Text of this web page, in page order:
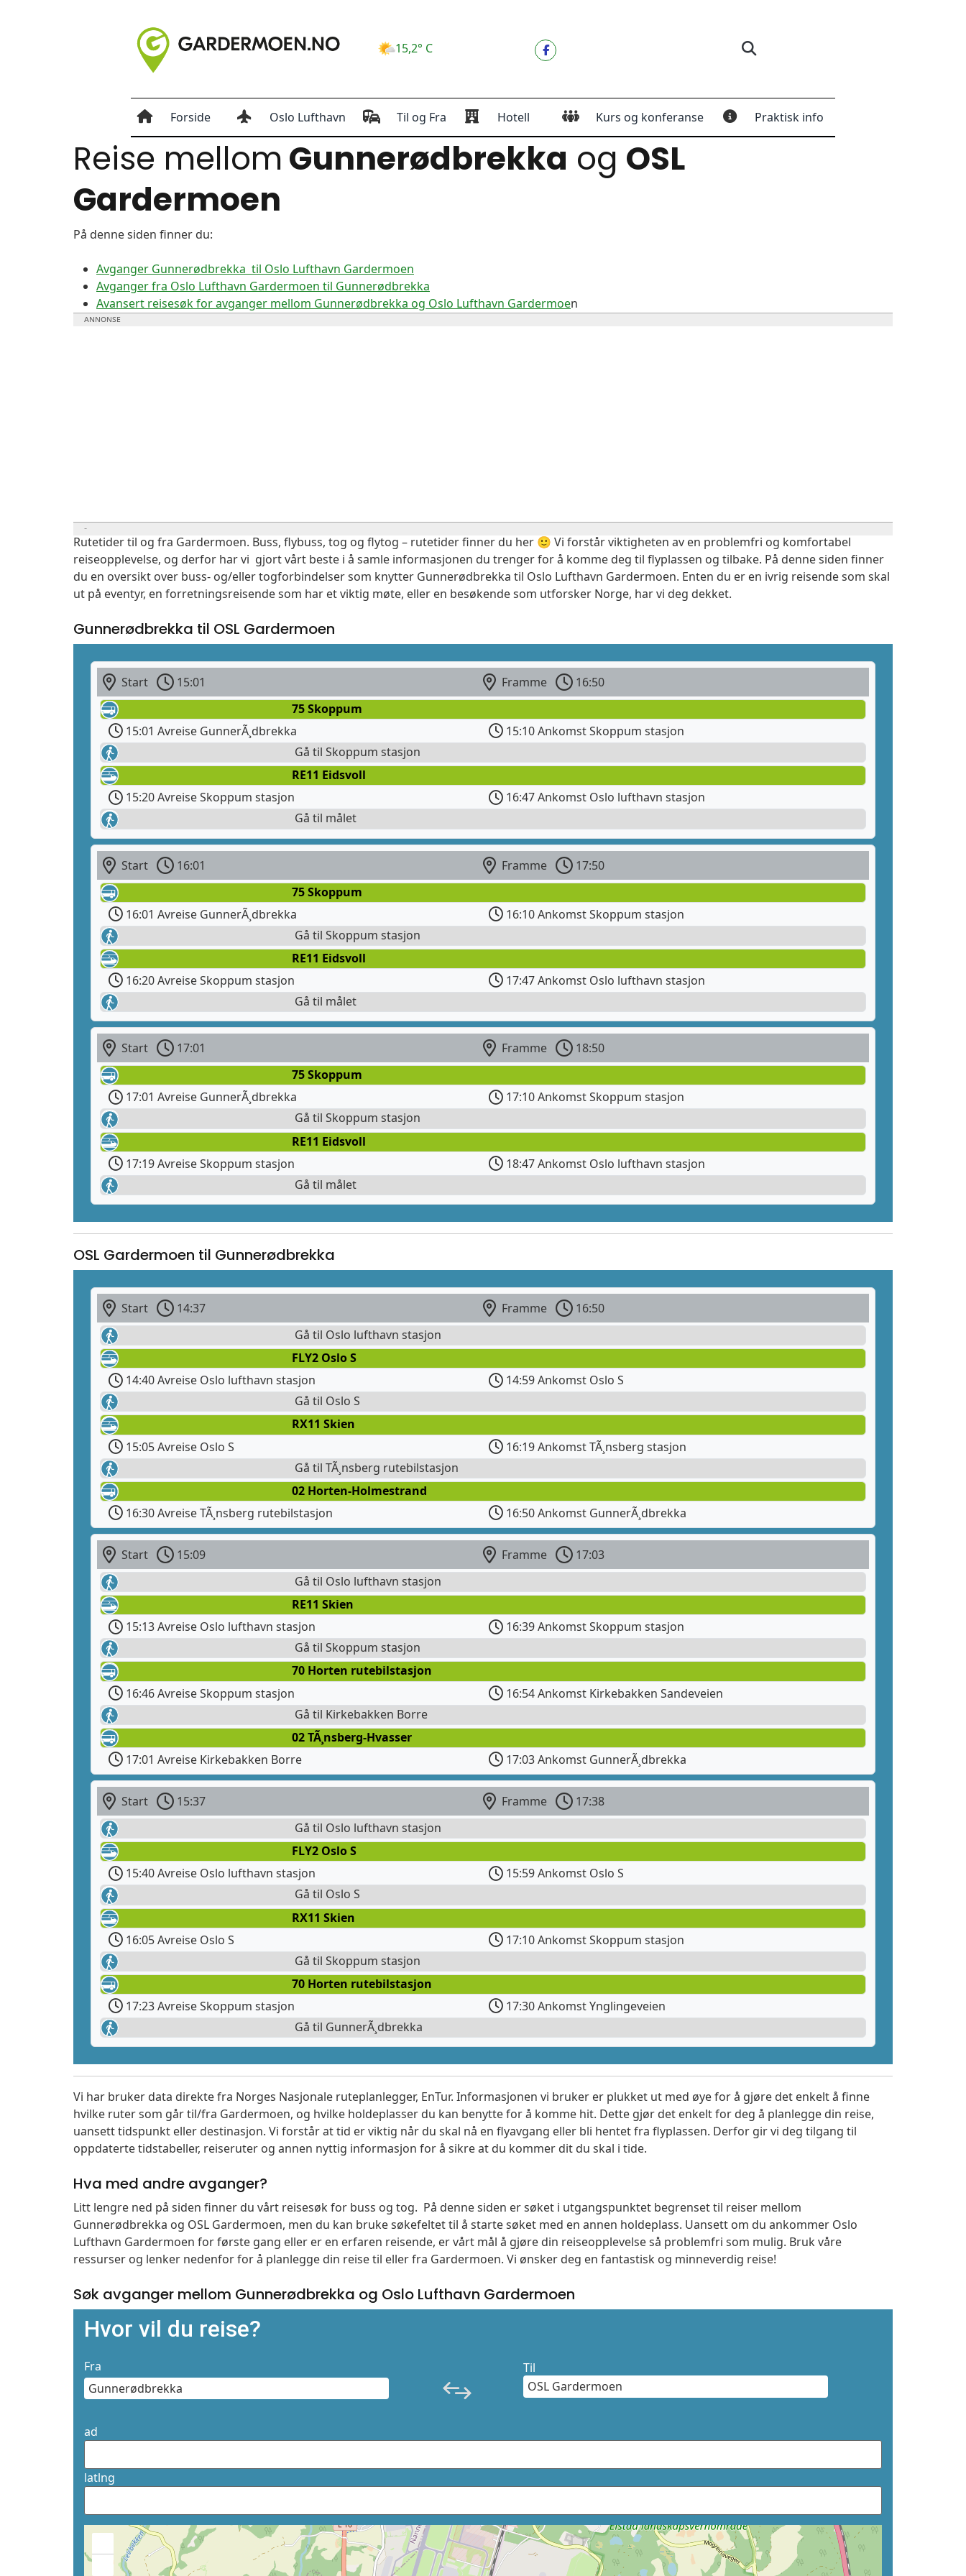
15,2° C
Forside Oslo Lufthavn Til og Fra Hotell Kurs og konferanse Praktisk info
Reise mellom Gunnerødbrekka og OSL
Gardermoen
På denne siden finner du:
Avganger Gunnerødbrekka til Oslo Lufthavn Gardermoen
Avganger fra Oslo Lufthavn Gardermoen til Gunnerødbrekka
Avansert reisesøk for avganger mellom Gunnerødbrekka og Oslo Lufthavn Gardermoen
Rutetider til og fra Gardermoen. Buss, flybuss, tog og flytog – rutetider finner du her 🙂 Vi forstår viktigheten av en problemfri og komfortabel
reiseopplevelse, og derfor har vi gjort vårt beste i å samle informasjonen du trenger for å komme deg til flyplassen og tilbake. På denne siden finner
du en oversikt over buss- og/eller togforbindelser som knytter Gunnerødbrekka til Oslo Lufthavn Gardermoen. Enten du er en ivrig reisende som skal
ut på eventyr, en forretningsreisende som har et viktig møte, eller en besøkende som utforsker Norge, har vi deg dekket.
Gunnerødbrekka til OSL Gardermoen
Start 15:01 Framme
16:50
75 Skoppum
15:01 Avreise GunnerÃ¸dbrekka
15:10 Ankomst Skoppum stasjon
Gå til Skoppum stasjon
RE11 Eidsvoll
15:20 Avreise Skoppum stasjon
16:47 Ankomst Oslo lufthavn stasjon
Gå til målet
Start 16:01 Framme
17:50
75 Skoppum
16:01 Avreise GunnerÃ¸dbrekka
16:10 Ankomst Skoppum stasjon
Gå til Skoppum stasjon
RE11 Eidsvoll
16:20 Avreise Skoppum stasjon
17:47 Ankomst Oslo lufthavn stasjon
Gå til målet
Start 17:01 Framme
18:50
75 Skoppum
17:01 Avreise GunnerÃ¸dbrekka
17:10 Ankomst Skoppum stasjon
Gå til Skoppum stasjon
RE11 Eidsvoll
17:19 Avreise Skoppum stasjon
18:47 Ankomst Oslo lufthavn stasjon
Gå til målet
OSL Gardermoen til Gunnerødbrekka
Start 14:37 Framme
16:50
Gå til Oslo lufthavn stasjon
FLY2 Oslo S
14:40 Avreise Oslo lufthavn stasjon
14:59 Ankomst Oslo S
Gå til Oslo S
RX11 Skien
15:05 Avreise Oslo S
16:19 Ankomst TÃ¸nsberg stasjon
Gå til TÃ¸nsberg rutebilstasjon
02 Horten-Holmestrand
16:30 Avreise TÃ¸nsberg rutebilstasjon
16:50 Ankomst GunnerÃ¸dbrekka
Start 15:09 Framme
17:03
Gå til Oslo lufthavn stasjon
RE11 Skien
15:13 Avreise Oslo lufthavn stasjon
16:39 Ankomst Skoppum stasjon
Gå til Skoppum stasjon
70 Horten rutebilstasjon
16:46 Avreise Skoppum stasjon
16:54 Ankomst Kirkebakken Sandeveien
Gå til Kirkebakken Borre
02 TÃ¸nsberg-Hvasser
17:01 Avreise Kirkebakken Borre
17:03 Ankomst GunnerÃ¸dbrekka
Start 15:37 Framme
17:38
Gå til Oslo lufthavn stasjon
FLY2 Oslo S
15:40 Avreise Oslo lufthavn stasjon
15:59 Ankomst Oslo S
Gå til Oslo S
RX11 Skien
16:05 Avreise Oslo S
17:10 Ankomst Skoppum stasjon
Gå til Skoppum stasjon
70 Horten rutebilstasjon
17:23 Avreise Skoppum stasjon
17:30 Ankomst Ynglingeveien
Gå til GunnerÃ¸dbrekka
Vi har bruker data direkte fra Norges Nasjonale ruteplanlegger, EnTur. Informasjonen vi bruker er plukket ut med øye for å gjøre det enkelt å finne
hvilke ruter som går til/fra Gardermoen, og hvilke holdeplasser du kan benytte for å komme hit. Dette gjør det enkelt for deg å planlegge din reise,
uansett tidspunkt eller destinasjon. Vi forstår at tid er viktig når du skal nå en flyavgang eller bli hentet fra flyplassen. Derfor gir vi deg tilgang til
oppdaterte tidstabeller, reiseruter og annen nyttig informasjon for å sikre at du kommer dit du skal i tide.
Hva med andre avganger?
Litt lengre ned på siden finner du vårt reisesøk for buss og tog. På denne siden er søket i utgangspunktet begrenset til reiser mellom
Gunnerødbrekka og OSL Gardermoen, men du kan bruke søkefeltet til å starte søket med en annen holdeplass. Uansett om du ankommer Oslo
Lufthavn Gardermoen for første gang eller er en erfaren reisende, er vårt mål å gjøre din reiseopplevelse så problemfri som mulig. Bruk våre
ressurser og lenker nedenfor for å planlegge din reise til eller fra Gardermoen. Vi ønsker deg en fantastisk og minneverdig reise!
Søk avganger mellom Gunnerødbrekka og Oslo Lufthavn Gardermoen
Hvor vil du reise?
Fra Til
ad
latlng